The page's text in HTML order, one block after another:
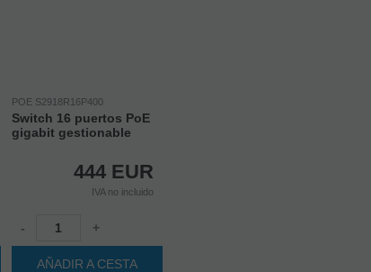
POE S2918R16P400
Switch 16 puertos PoE
gigabit gestionable
444 EUR
IVA no incluido
- +
AÑADIR A CESTA